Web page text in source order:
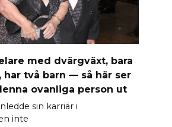
med dvärgväxt, bara
har två barn — så här ser
ovanliga person ut
sin karriär i
inte